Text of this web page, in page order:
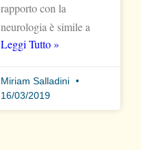
rapporto con la
neurologia è simile a
Leggi Tutto »
Miriam Salladini
16/03/2019